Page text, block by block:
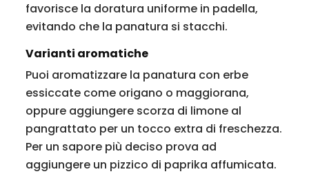
favorisce la doratura uniforme in padella,
evitando che la panatura si stacchi.
Varianti aromatiche
Puoi aromatizzare la panatura con erbe
essiccate come origano o maggiorana,
oppure aggiungere scorza di limone al
pangrattato per un tocco extra di freschezza.
Per un sapore più deciso prova ad
aggiungere un pizzico di paprika affumicata.